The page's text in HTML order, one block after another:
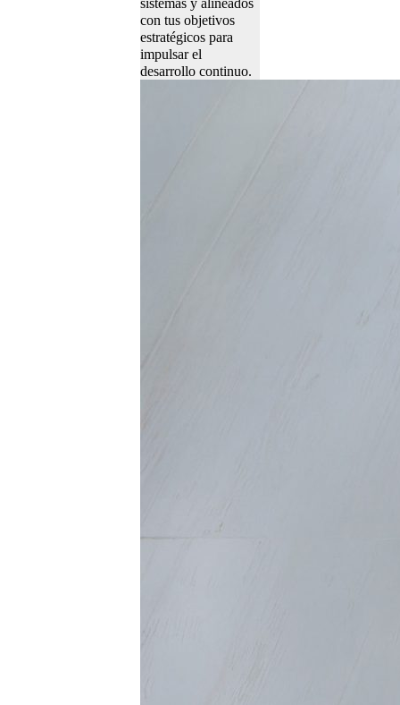
con tus objetivos
estratégicos para
impulsar el
desarrollo continuo.